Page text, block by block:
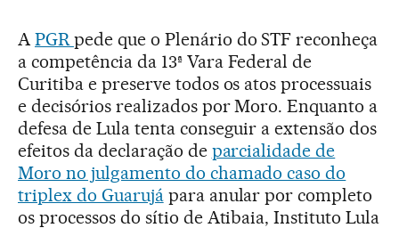
APGRpede que o Plenário do STF reconheça
a competência da 13ª Vara Federal de
Curitiba e preserve todos os atos processuais
e decisórios realizados por Moro. Enquanto a
defesa de Lula tenta conseguir a extensão dos
efeitos da declaração de parcialidade de
Moro no julgamento do chamado caso do
triplex do Guarujápara anular por completo
os processos do sítio de Atibaia, Instituto Lula